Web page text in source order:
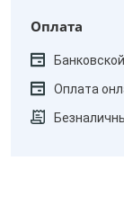
Оплата
Оплата